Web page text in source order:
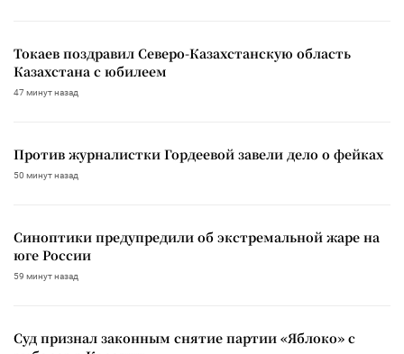
Токаев поздравил Северо-Казахстанскую область
Казахстана с юбилеем
47 минут назад
Против журналистки Гордеевой завели дело о фейках
50 минут назад
Синоптики предупредили об экстремальной жаре на
юге России
59 минут назад
Суд признал законным снятие партии «Яблоко» с